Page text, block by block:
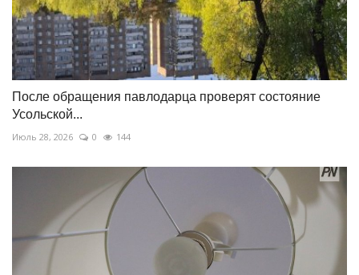
После обращения павлодарца проверят состояние
Усольской...
Июль 28, 2026 0 144